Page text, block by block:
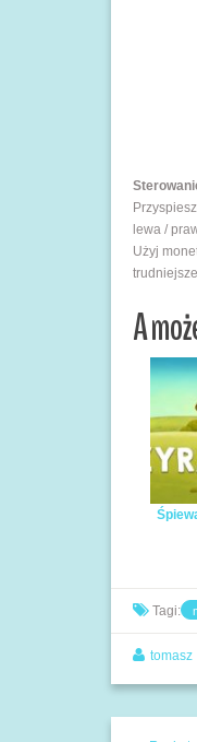
lewa /
Użyj
A
Tagi:
tomasz